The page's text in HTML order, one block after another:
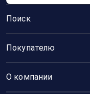
Поиск
Покупателю
О компании